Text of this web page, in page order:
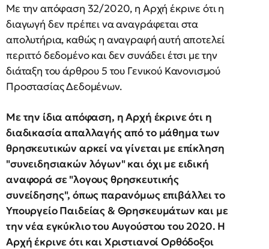
Με την απόφαση 32/2020, η Αρχή έκρινε ότι η
διαγωγή δεν πρέπει να αναγράφεται στα
απολυτήρια, καθώς η αναγραφή αυτή αποτελεί
περιττό δεδομένο και δεν συνάδει έτσι με την
διάταξη του άρθρου 5 του Γενικού Κανονισμού
Προστασίας Δεδομένων.
Με την ίδια απόφαση, η Αρχή έκρινε ότι η
διαδικασία απαλλαγής από το μάθημα των
θρησκευτικών αρκεί να γίνεται με επίκληση
"συνειδησιακών λόγων" και όχι με ειδική
αναφορά σε "λογους θρησκευτικής
συνείδησης", όπως παρανόμως επιβάλλει το
Υπουργείο Παιδείας & Θρησκευμάτων και με
την νέα εγκύκλιο του Αυγούστου του 2020. Η
Αρχή έκρινε ότι και Χριστιανοί Ορθόδοξοι